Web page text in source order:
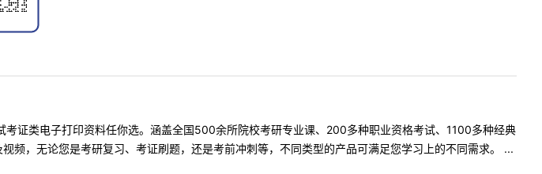
证类电子打印资料任你选。涵盖全国500余所院校考研专业课、200多种职业资格考试、1100多种经典
频，无论您是考研复习、考证刷题，还是考前冲刺等，不同类型的产品可满足您学习上的不同需求。 ...